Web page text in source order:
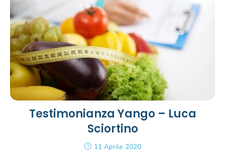
Testimonianza Yango – Luca
Sciortino
11 Aprile 2020